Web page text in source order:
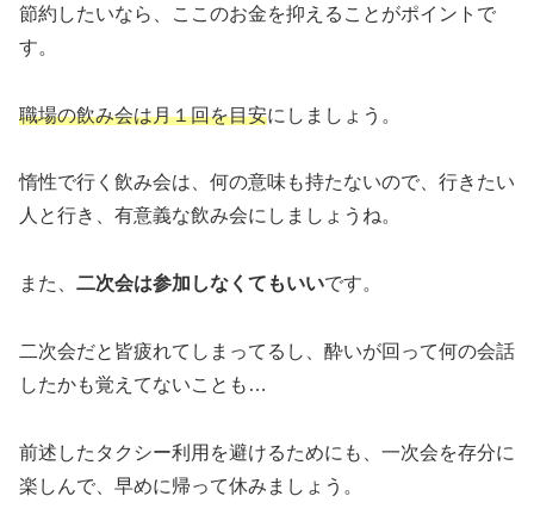
節約したいなら、ここのお金を抑えることがポイントで
す。
職場の飲み会は月１回を目安にしましょう。
惰性で行く飲み会は、何の意味も持たないので、行きたい
人と行き、有意義な飲み会にしましょうね。
また、 二次会は参加しなくてもいいです。
二次会だと皆疲れてしまってるし、酔いが回って何の会話
したかも覚えてないことも…
前述したタクシー利用を避けるためにも、一次会を存分に
楽しんで、早めに帰って休みましょう。